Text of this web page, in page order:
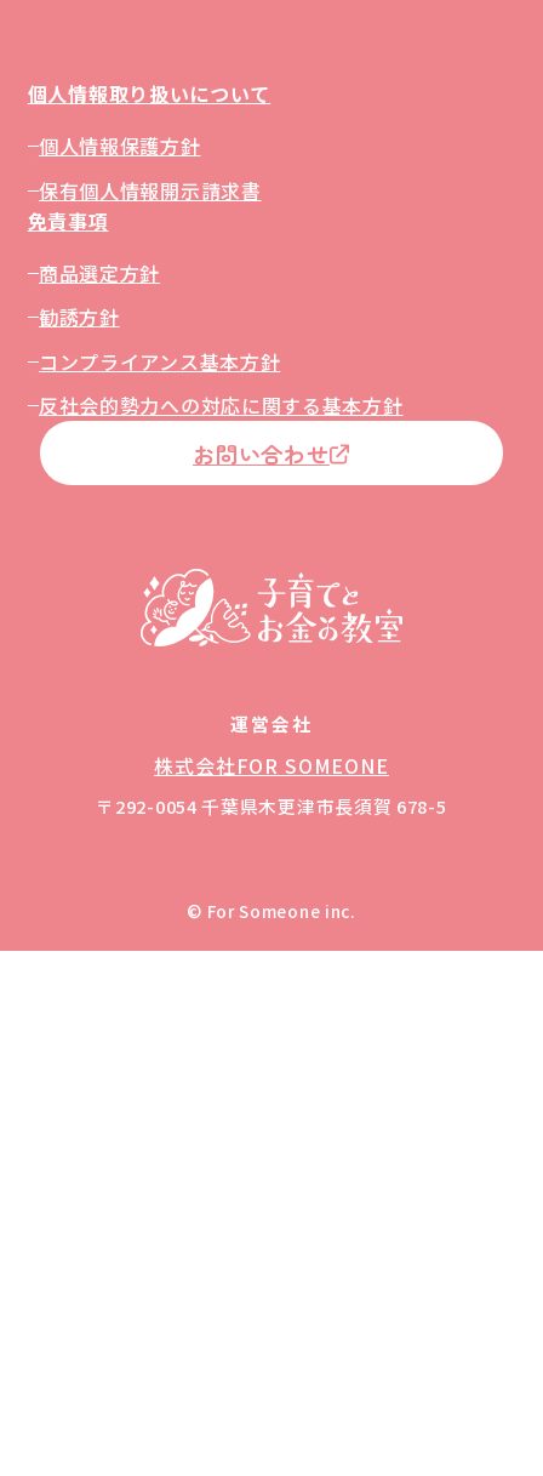
運営会社
株式会社FOR SOMEONE
〒292-0054 千葉県木更津市長須賀 678-5
個人情報取り扱いについて
個人情報保護方針
保有個人情報開示請求書
免責事項
商品選定方針
勧誘方針
コンプライアンス基本方針
反社会的勢力への対応に関する基本方針
お問い合わせ
© For Someone inc.